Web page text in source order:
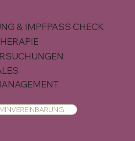
& IMPFPASS CHECK